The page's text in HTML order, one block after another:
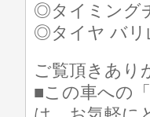
◎タイミング
◎タイヤ バリ
ご覧頂きあり
■この車への